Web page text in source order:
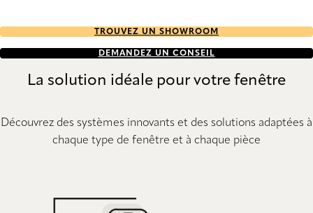
TROUVEZ UN SHOWROOM
DEMANDEZ UN CONSEIL
La solution idéale pour votre fenêtre
Découvrez des systèmes innovants et des solutions adaptées à
chaque type de fenêtre et à chaque pièce